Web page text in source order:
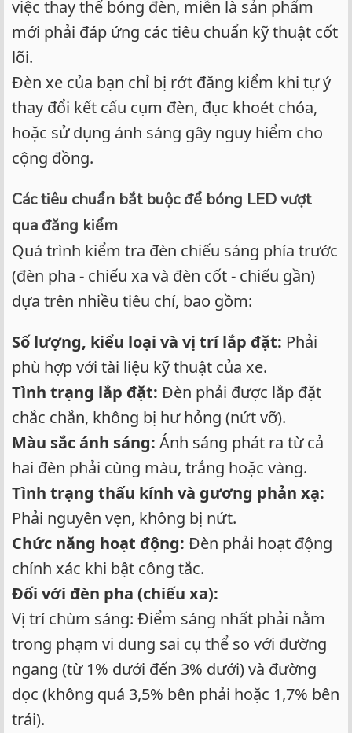
việc thay thế bóng đèn, miễn là sản phẩm
mới phải đáp ứng các tiêu chuẩn kỹ thuật cốt
lõi.
Đèn xe của bạn chỉ bị rớt đăng kiểm khi tự ý
thay đổi kết cấu cụm đèn, đục khoét chóa,
hoặc sử dụng ánh sáng gây nguy hiểm cho
cộng đồng.
Các tiêu chuẩn bắt buộc để bóng LED vượt
qua đăng kiểm
Quá trình kiểm tra đèn chiếu sáng phía trước
(đèn pha - chiếu xa và đèn cốt - chiếu gần)
dựa trên nhiều tiêu chí, bao gồm:
Số lượng, kiểu loại và vị trí lắp đặt: Phải
phù hợp với tài liệu kỹ thuật của xe.
Tình trạng lắp đặt: Đèn phải được lắp đặt
chắc chắn, không bị hư hỏng (nứt vỡ).
Màu sắc ánh sáng: Ánh sáng phát ra từ cả
hai đèn phải cùng màu, trắng hoặc vàng.
Tình trạng thấu kính và gương phản xạ:
Phải nguyên vẹn, không bị nứt.
Chức năng hoạt động: Đèn phải hoạt động
chính xác khi bật công tắc.
Đối với đèn pha (chiếu xa):
Vị trí chùm sáng: Điểm sáng nhất phải nằm
trong phạm vi dung sai cụ thể so với đường
ngang (từ 1% dưới đến 3% dưới) và đường
dọc (không quá 3,5% bên phải hoặc 1,7% bên
trái).